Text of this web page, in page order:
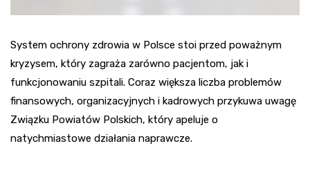
System ochrony zdrowia w Polsce stoi przed poważnym
kryzysem, który zagraża zarówno pacjentom, jak i
funkcjonowaniu szpitali. Coraz większa liczba problemów
finansowych, organizacyjnych i kadrowych przykuwa uwagę
Związku Powiatów Polskich, który apeluje o
natychmiastowe działania naprawcze.